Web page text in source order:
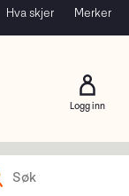
Hva skjer Merker
Logg inn